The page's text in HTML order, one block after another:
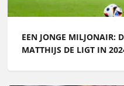
EEN JONGE MILJONAIR:
MATTHIJS DE LIGT IN